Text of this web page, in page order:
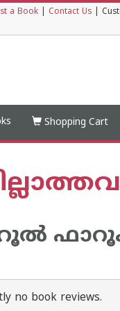
a Book Contact Us
Shopping Cart
no book reviews.